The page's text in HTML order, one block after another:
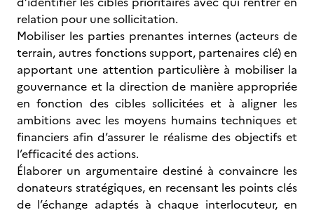
relation pour une sollicitation.
Mobiliser les parties prenantes internes (acteurs de
terrain, autres fonctions support, partenaires clé) en
apportant une attention particulière à mobiliser la
gouvernance et la direction de manière appropriée
en fonction des cibles sollicitées et à aligner les
ambitions avec les moyens humains techniques et
financiers afin d’assurer le réalisme des objectifs et
l’efficacité des actions.
Élaborer un argumentaire destiné à convaincre les
donateurs stratégiques, en recensant les points clés
de l’échange adaptés à chaque interlocuteur, en